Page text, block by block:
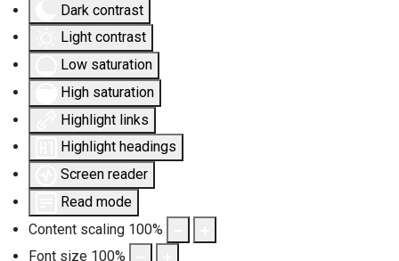
Dark contrast
Light contrast
Low saturation
High saturation
Highlight links
Highlight headings
Screen reader
Read mode
Content scaling 100%
Font size 100%